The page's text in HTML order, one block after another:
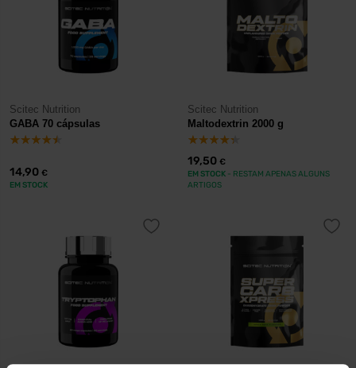
Scitec Nutrition
GABA 70 cápsulas
14,90 €
EM STOCK
Scitec Nutrition
Maltodextrin 2000 g
19,50 €
EM STOCK - RESTAM APENAS ALGUNS
ARTIGOS